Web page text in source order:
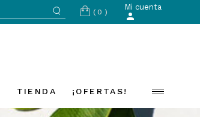
(0)
Mi cuenta
TIENDA ¡OFERTAS!